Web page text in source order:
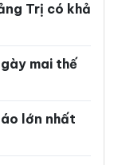
Trị có khả
mai thế
lớn nhất